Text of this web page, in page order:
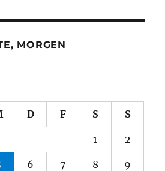
MORGEN
D F S S
1 2
6 7 8 9